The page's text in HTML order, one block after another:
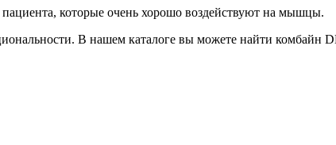
которые очень хорошо воздействуют на мышцы.
В нашем каталоге вы можете найти комбайн